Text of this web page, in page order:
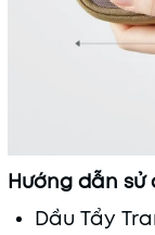
Hướng dẫn sử
Dầu Tẩy